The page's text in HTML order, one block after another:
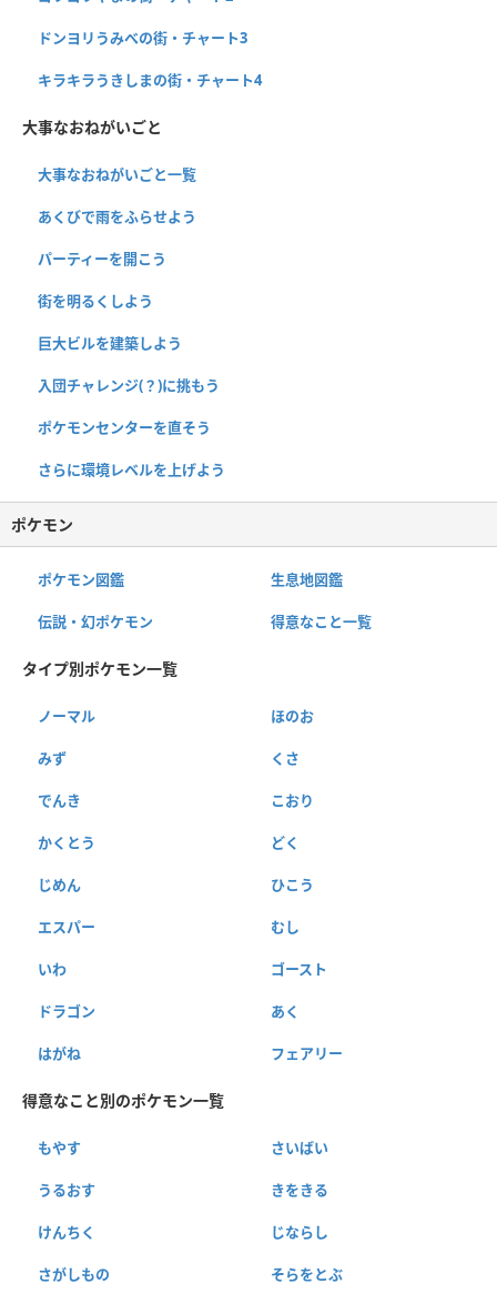
ドンヨリうみべの街・チャート3
キラキラうきしまの街・チャート4
大事なおねがいごと
大事なおねがいごと一覧
あくびで雨をふらせよう
パーティーを開こう
街を明るくしよう
巨大ビルを建築しよう
入団チャレンジ(？)に挑もう
ポケモンセンターを直そう
さらに環境レベルを上げよう
ポケモン
ポケモン図鑑 生息地図鑑
伝説・幻ポケモン 得意なこと一覧
タイプ別ポケモン一覧
ノーマル ほのお
みず くさ
でんき こおり
かくとう どく
じめん ひこう
エスパー むし
いわ ゴースト
ドラゴン あく
はがね フェアリー
得意なこと別のポケモン一覧
もやす さいばい
うるおす きをきる
けんちく じならし
さがしもの そらをとぶ